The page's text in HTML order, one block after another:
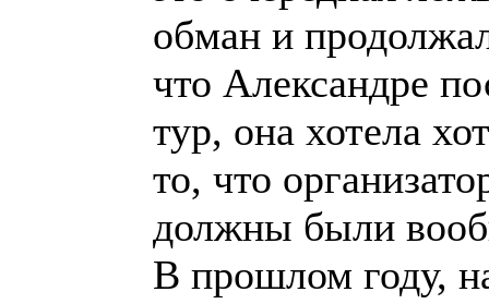
обман и
что Александре
тур, она хотела
то, что
должны были
В прошлом году,